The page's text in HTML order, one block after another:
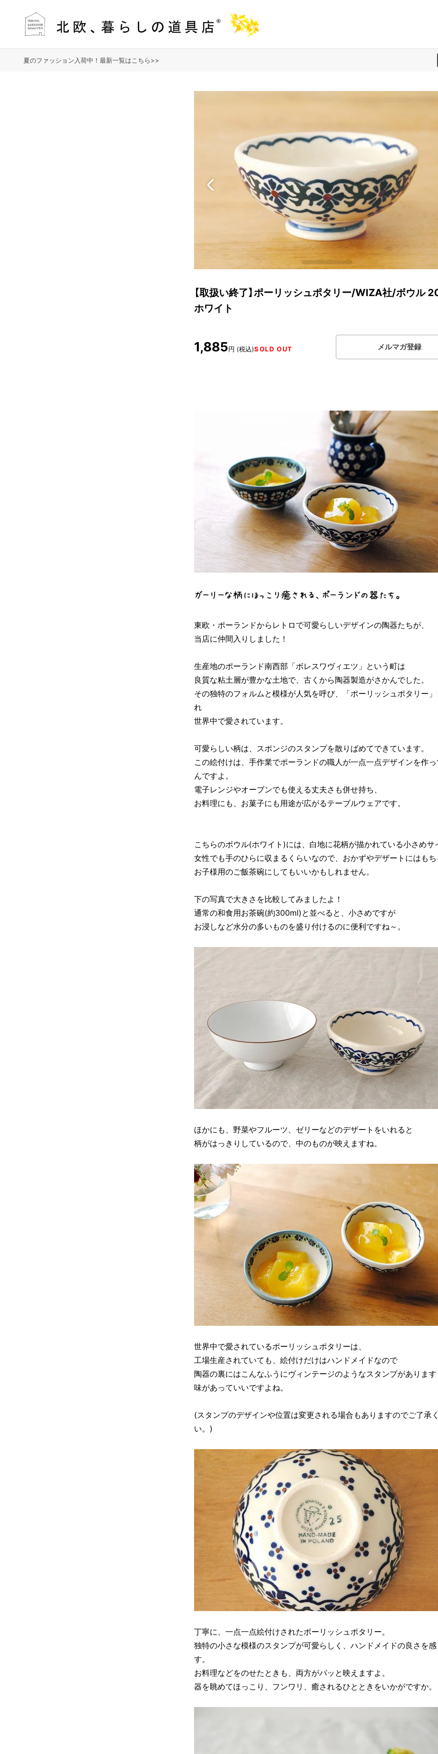
夏のファッション入荷中！最新一覧はこちら>>
【取扱い終了】ポーリッシュポタリー/WIZA社/ボウル
ホワイト
1,885円 (税込)SOLD OUT メルマガ登録
東欧・ポーランドからレトロで可愛らしいデザインの陶器たちが、
当店に仲間入りしました！
生産地のポーランド南西部「ボレスワヴィエツ」という町は
良質な粘土層が豊かな土地で、古くから陶器製造がさかんでした。
その独特のフォルムと模様が人気を呼び、「ポーリッシュポタリー
れ
世界中で愛されています。
可愛らしい柄は、スポンジのスタンプを散りばめてできています。
この絵付けは、手作業でポーランドの職人が一点一点デザインを作
んですよ。
電子レンジやオーブンでも使える丈夫さも併せ持ち、
お料理にも、お菓子にも用途が広がるテーブルウェアです。
こちらのボウル(ホワイト)には、白地に花柄が描かれている小さめサ
女性でも手のひらに収まるくらいなので、おかずやデザートにはも
お子様用のご飯茶碗にしてもいいかもしれません。
下の写真で大きさを比較してみましたよ！
通常の和食用お茶碗(約300ml)と並べると、小さめですが
お浸しなど水分の多いものを盛り付けるのに便利ですね～。
ほかにも、野菜やフルーツ、ゼリーなどのデザートをいれると
柄がはっきりしているので、中のものが映えますね。
世界中で愛されているポーリッシュポタリーは、
工場生産されていても、絵付けだけはハンドメイドなので
陶器の裏にはこんなふうにヴィンテージのようなスタンプがありま
味があっていいですよね。
(スタンプのデザインや位置は変更される場合もありますのでご了承
い。)
丁寧に、一点一点絵付けされたポーリッシュポタリー。
独特の小さな模様のスタンプが可愛らしく、ハンドメイドの良さを
す。
お料理などをのせたときも、両方がパッと映えますよ。
器を眺めてほっこり、フンワリ、癒されるひとときをいかがですか。